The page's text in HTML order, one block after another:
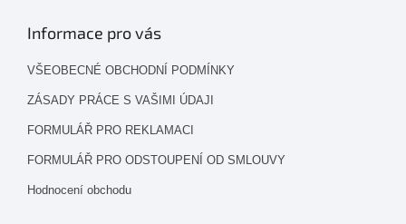
Informace pro vás
VŠEOBECNÉ OBCHODNÍ PODMÍNKY
ZÁSADY PRÁCE S VAŠIMI ÚDAJI
FORMULÁŘ PRO REKLAMACI
FORMULÁŘ PRO ODSTOUPENÍ OD SMLOUVY
Hodnocení obchodu